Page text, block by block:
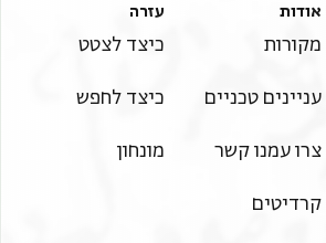
אודות
מקורות
עניינים טכניים
צרו עמנו קשר
קרדיטים
עזרה
כיצד לצטט
כיצד לחפש
מונחון